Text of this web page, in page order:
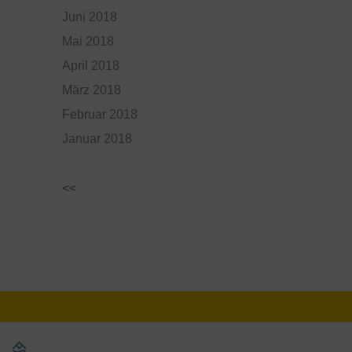
Juni 2018
Mai 2018
April 2018
März 2018
Februar 2018
Januar 2018
<<